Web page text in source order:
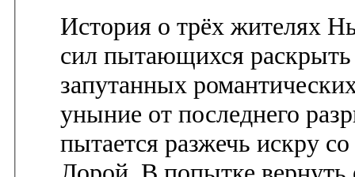
История о трёх жителях
сил пытающихся раскрыть
запутанных
уныние от последнего
пытается разжечь искру